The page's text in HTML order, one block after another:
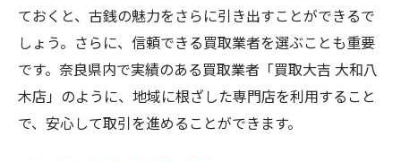
ておくと、古銭の魅力をさらに引き出すことができるで
しょう。さらに、信頼できる買取業者を選ぶことも重要
です。奈良県内で実績のある買取業者「買取大吉 大和八
木店」のように、地域に根ざした専門店を利用すること
で、安心して取引を進めることができます。